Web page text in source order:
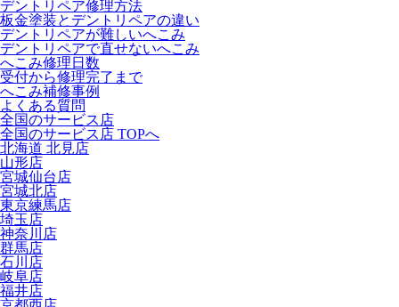
デントリペア修理方法
板金塗装とデントリペアの違い
デントリペアが難しいへこみ
デントリペアで直せないへこみ
へこみ修理日数
受付から修理完了まで
へこみ補修事例
よくある質問
全国のサービス店
全国のサービス店 TOPへ
北海道 北見店
山形店
宮城仙台店
宮城北店
東京練馬店
埼玉店
神奈川店
群馬店
石川店
岐阜店
福井店